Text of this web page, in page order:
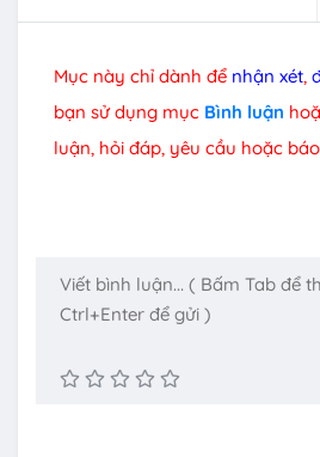
Mục này chỉ dành để nhận xét,
bạn sử dụng mục Bình luận
luận, hỏi đáp, yêu cầu hoặc